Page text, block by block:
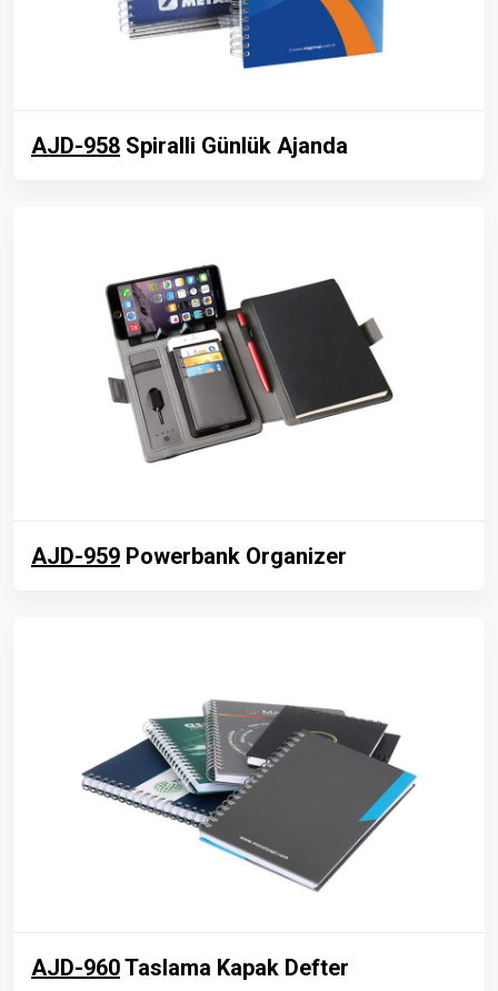
AJD-958 Spiralli Günlük Ajanda
AJD-959 Powerbank Organizer
AJD-960Taslama Kapak Defter